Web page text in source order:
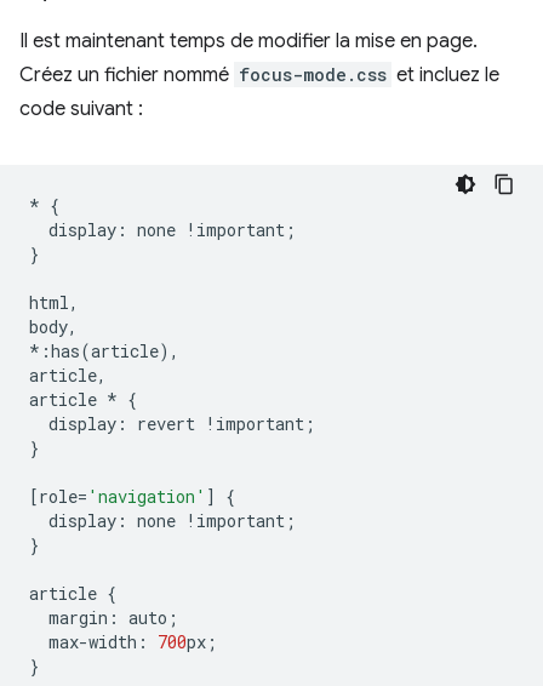
Il est maintenant temps de modifier la mise en page.
Créez un fichier nommé focus-mode.css et incluez le
code suivant :
* {
display : none ! important ;
}
html,
body,
*:has(article),
article,
article * {
display : revert ! important ;
}
[role= 'navigation' ]
{
display : none ! important ;
}
article {
margin : auto ;
max-width : 700px ;
}